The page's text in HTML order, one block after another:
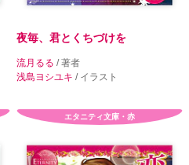
夜毎、君とくちづけを
流月るる / 著者
浅島ヨシユキ / イラスト
エタニティ文庫・赤